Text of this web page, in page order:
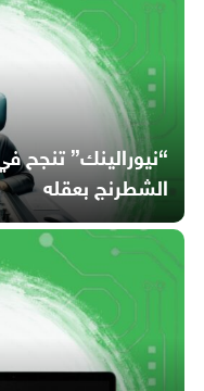
“نيورالينك”
الشطرنج بعقله